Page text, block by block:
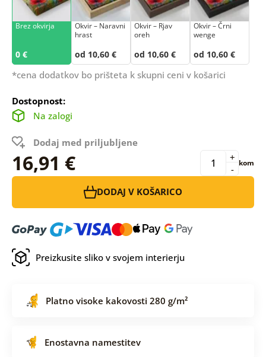
Brez okvirja
0 €
Okvir – Naravni
hrast
od 10,60 €
Okvir – Rjav
oreh
od 10,60 €
Okvir – Črni
wenge
od 10,60 €
*cena dodatkov bo prišteta k skupni ceni v košarici
Dostopnost:
Na zalogi
Dodaj med priljubljene
16,91 € -
+ kom
DODAJ V KOŠARICO
Preizkusite sliko v svojem interierju
Platno visoke kakovosti 280 g/m²
Enostavna namestitev